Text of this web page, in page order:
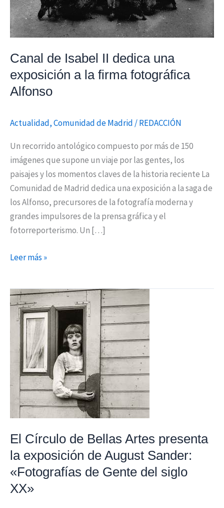
Canal de Isabel II dedica una
exposición a la firma fotográfica
Alfonso
Actualidad,Comunidad de Madrid /REDACCIÓN
Un recorrido antológico compuesto por más de 150
imágenes que supone un viaje por las gentes, los
paisajes y los momentos claves de la historia reciente La
Comunidad de Madrid dedica una exposición a la saga de
los Alfonso, precursores de la fotografía moderna y
grandes impulsores de la prensa gráfica y el
fotorreporterismo. Un […]
la
firma
fotográfica
Alfonso
Leer más »
El Círculo de Bellas Artes presenta
la exposición de August Sander:
«Fotografías de Gente del siglo
XX»
El
Círculo
de
Bellas
Artes
presenta
exposición
de
August
Sander:
«Fotografías
de
Gente
del